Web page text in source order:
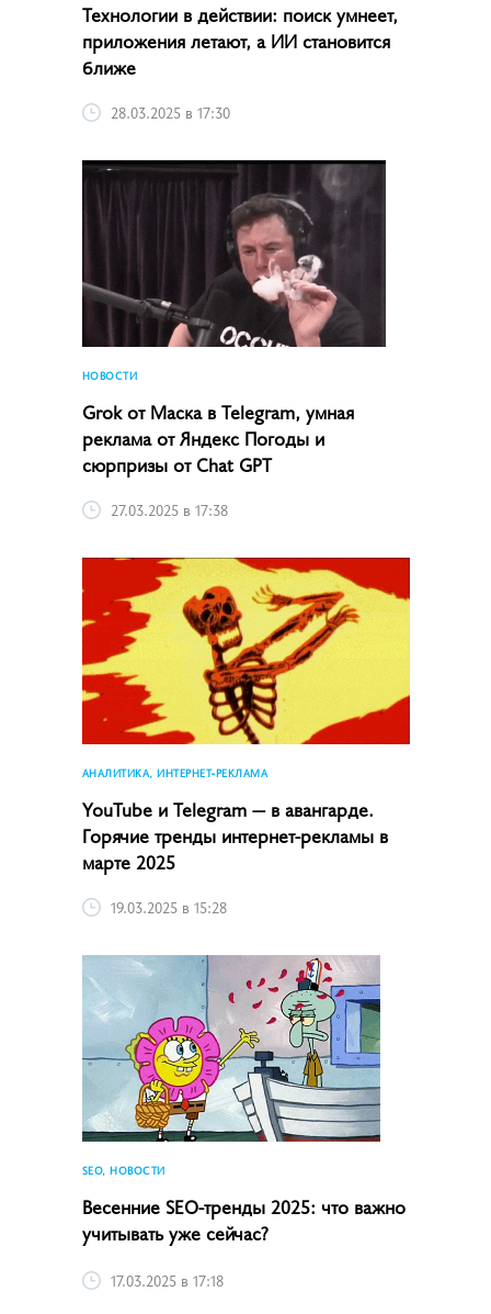
Технологии в действии: поиск умнеет,
приложения летают, а ИИ становится
ближе
28.03.2025 в 17:30
НОВОСТИ
Grok от Маска в Telegram, умная
реклама от Яндекс Погоды и
сюрпризы от Chat GPT
27.03.2025 в 17:38
АНАЛИТИКА, ИНТЕРНЕТ-РЕКЛАМА
YouTube и Telegram — в авангарде.
Горячие тренды интернет-рекламы в
марте 2025
19.03.2025 в 15:28
SEO, НОВОСТИ
Весенние SEO-тренды 2025: что важно
учитывать уже сейчас?
17.03.2025 в 17:18